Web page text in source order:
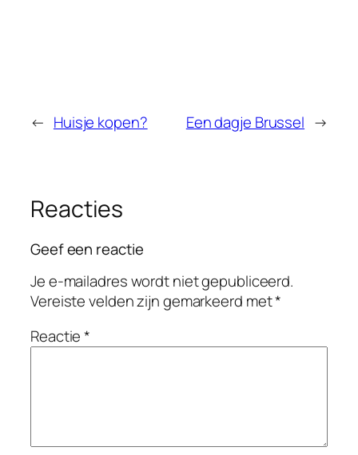
← Huisje kopen? Een dagje Brussel →
Reacties
Geef een reactie
Je e-mailadres wordt niet gepubliceerd.
Vereiste velden zijn gemarkeerd met*
Reactie*